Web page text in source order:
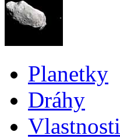
Planetky
Dráhy
Vlastnosti